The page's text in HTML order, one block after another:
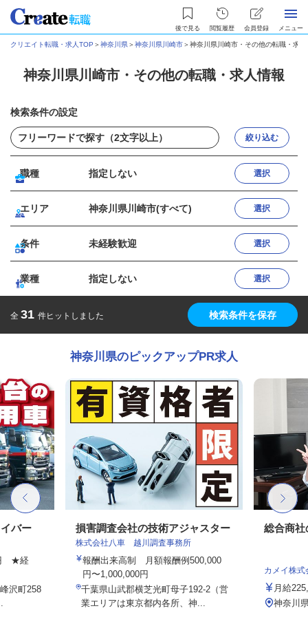
後で見る 閲覧履歴 会員登録 メニュー
クリエイト転職・求人TOP ＞神奈川県＞神奈川県川崎市＞神奈川県川崎市・その他の転職・求人
神奈川県川崎市・その他の転職・求人情報
検索条件の設定
絞り込む
職種 指定しない 選択
エリア 神奈川県川崎市(すべて) 選択
条件 未経験歓迎 選択
業種 指定しない 選択
全 31 件ヒットしました 検索条件を保存
神奈川県のピックアップPR求人
バー
★経
沢町258
損害調査会社の技術アジャスター
株式会社八車 越川調査事務所
報酬出来高制 月額報酬例500,000
円〜1,000,000円
千葉県山武郡横芝光町母子192-2（営
業エリアは東京都内各所、神...
総合商社
カメイ株式
月給
神奈川